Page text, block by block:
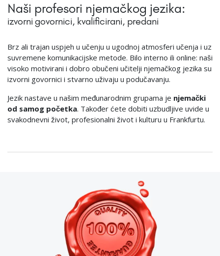
Naši profesori njemačkog jezika:
izvorni govornici, kvalificirani, predani
Brz ali trajan uspjeh u učenju u ugodnoj atmosferi učenja i uz
suvremene komunikacijske metode. Bilo interno ili online: naši
visoko motivirani i dobro obučeni učitelji njemačkog jezika su
izvorni govornici i stvarno uživaju u podučavanju.
Jezik nastave u našim međunarodnim grupama je njemački
od samog početka. Također ćete dobiti uzbudljive uvide u
svakodnevni život, profesionalni život i kulturu u Frankfurtu.